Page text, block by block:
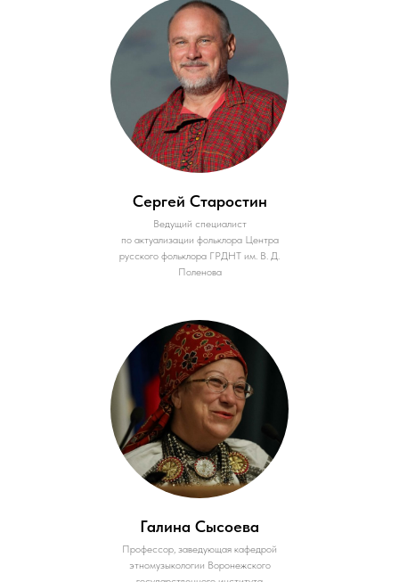
Сергей Старостин
Ведущий специалист
по актуализации фольклора Центра
русского фольклора ГРДНТ им. В. Д.
Поленова
Галина Сысоева
Профессор, заведующая кафедрой
этномузыкологии Воронежского